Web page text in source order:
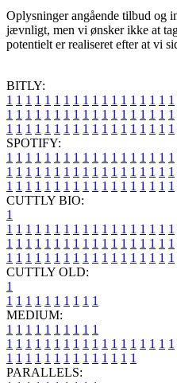
Oplysninger angående tilbud og
jævnligt, men vi ønsker ikke at
potentielt er realiseret efter at vi
BITLY:
1 1 1 1 1 1 1 1 1 1 1 1 1 1 1 1 1 1
1 1 1 1 1 1 1 1 1 1 1 1 1 1 1 1 1 1
1 1 1 1 1 1 1 1 1 1 1 1 1 1 1 1 1 1
SPOTIFY:
1 1 1 1 1 1 1 1 1 1 1 1 1 1 1 1 1 1
1 1 1 1 1 1 1 1 1 1 1 1 1 1 1 1 1 1
1 1 1 1 1 1 1 1 1 1 1 1 1 1 1 1 1 1
CUTTLY BIO:
1
1 1 1 1 1 1 1 1 1 1 1 1 1 1 1 1 1 1
1 1 1 1 1 1 1 1 1 1 1 1 1 1 1 1 1 1
1 1 1 1 1 1 1 1 1 1 1 1 1 1 1 1 1 1
CUTTLY OLD:
1
1 1 1 1 1 1 1 1 1 1
MEDIUM:
1 1 1 1 1 1 1 1 1 1
1 1 1 1 1 1 1 1 1 1 1 1 1 1 1 1 1 1
1 1 1 1 1 1 1 1 1 1 1 1 1 1
PARALLELS: